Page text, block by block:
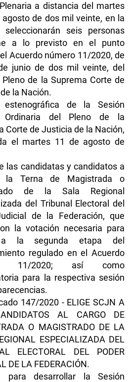
a distancia del martes
de dos mil veinte, en la
seis personas
a lo previsto en el punto
Acuerdo número 11/2020, de
junio de dos mil veinte, del
Pleno de la Suprema Corte de
la Nación.
estenográfica de la Sesión
Ordinaria del Pleno de la
Corte de Justicia de la Nación,
el martes 11 de agosto de
las candidatas y candidatos a
la Terna de Magistrada o
de la Sala Regional
del Tribunal Electoral del
de la Federación, que
la votación necesaria para
la segunda etapa del
regulado en el Acuerdo
11/2020; así como
para la respectiva sesión
147/2020 - ELIGE SCJN A
AL CARGO DE
O MAGISTRADO DE LA
ESPECIALIZADA DEL
ELECTORAL DEL PODER
DE LA FEDERACIÓN.
para desarrollar la Sesión